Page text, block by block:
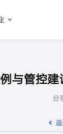
与管控建
分